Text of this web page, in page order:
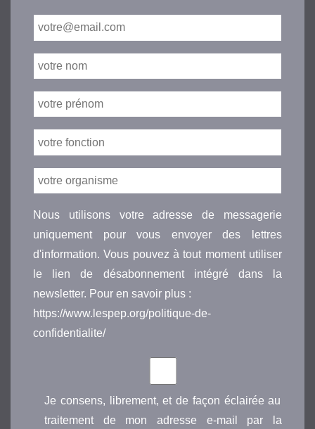
Nous utilisons votre adresse de messagerie
uniquement pour vous envoyer des lettres
d'information. Vous pouvez à tout moment utiliser
le lien de désabonnement intégré dans la
newsletter. Pour en savoir plus :
https://www.lespep.org/politique-de-
confidentialite/
Je consens, librement, et de façon éclairée au
traitement de mon adresse e-mail par la